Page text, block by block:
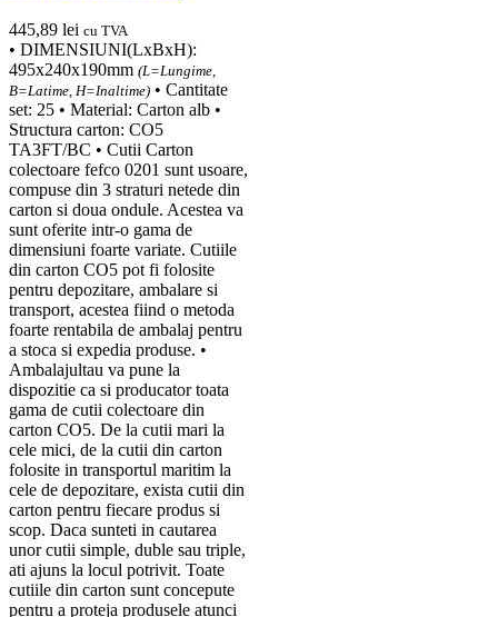
445,89 lei cu TVA
• DIMENSIUNI(LxBxH):
495x240x190mm (L=Lungime,
B=Latime, H=Inaltime) • Cantitate
set: 25 • Material: Carton alb •
Structura carton: CO5
TA3FT/BC • Cutii Carton
colectoare fefco 0201 sunt usoare,
compuse din 3 straturi netede din
carton si doua ondule. Acestea va
sunt oferite intr-o gama de
dimensiuni foarte variate. Cutiile
din carton CO5 pot fi folosite
pentru depozitare, ambalare si
transport, acestea fiind o metoda
foarte rentabila de ambalaj pentru
a stoca si expedia produse. •
Ambalajultau va pune la
dispozitie ca si producator toata
gama de cutii colectoare din
carton CO5. De la cutii mari la
cele mici, de la cutii din carton
folosite in transportul maritim la
cele de depozitare, exista cutii din
carton pentru fiecare produs si
scop. Daca sunteti in cautarea
unor cutii simple, duble sau triple,
ati ajuns la locul potrivit. Toate
cutiile din carton sunt concepute
pentru a proteja produsele atunci